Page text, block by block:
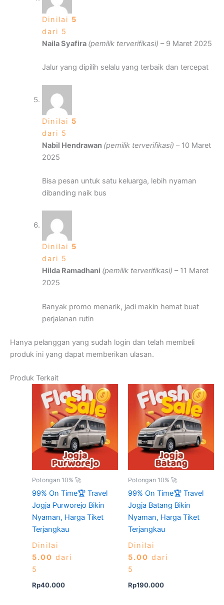
Dinilai 5
dari 5
Naila Syafira (pemilik terverifikasi) – 9 Maret 2025
Jalur yang dipilih selalu yang terbaik dan tercepat
Dinilai 5
dari 5
Nabil Hendrawan (pemilik terverifikasi) – 10 Maret
2025
Bisa pesan untuk satu keluarga, lebih nyaman
dibanding naik bus
Dinilai 5
dari 5
Hilda Ramadhani (pemilik terverifikasi) – 11 Maret
2025
Banyak promo menarik, jadi makin hemat buat
perjalanan rutin
Hanya pelanggan yang sudah login dan telah membeli
produk ini yang dapat memberikan ulasan.
Produk Terkait
Potongan 10% 🚀
99% On Time🏆 Travel
Jogja Purworejo Bikin
Nyaman, Harga Tiket
Terjangkau
Dinilai
5.00 dari
5
Rp40.000
Potongan 10% 🚀
99% On Time🏆 Travel
Jogja Batang Bikin
Nyaman, Harga Tiket
Terjangkau
Dinilai
5.00 dari
5
Rp190.000